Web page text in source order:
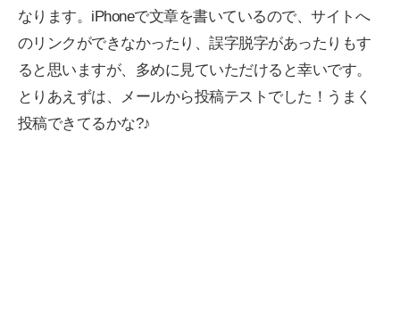
なります。iPhoneで文章を書いているので、サイトへ
のリンクができなかったり、誤字脱字があったりもす
ると思いますが、多めに見ていただけると幸いです。
とりあえずは、メールから投稿テストでした！うまく
投稿できてるかな?♪